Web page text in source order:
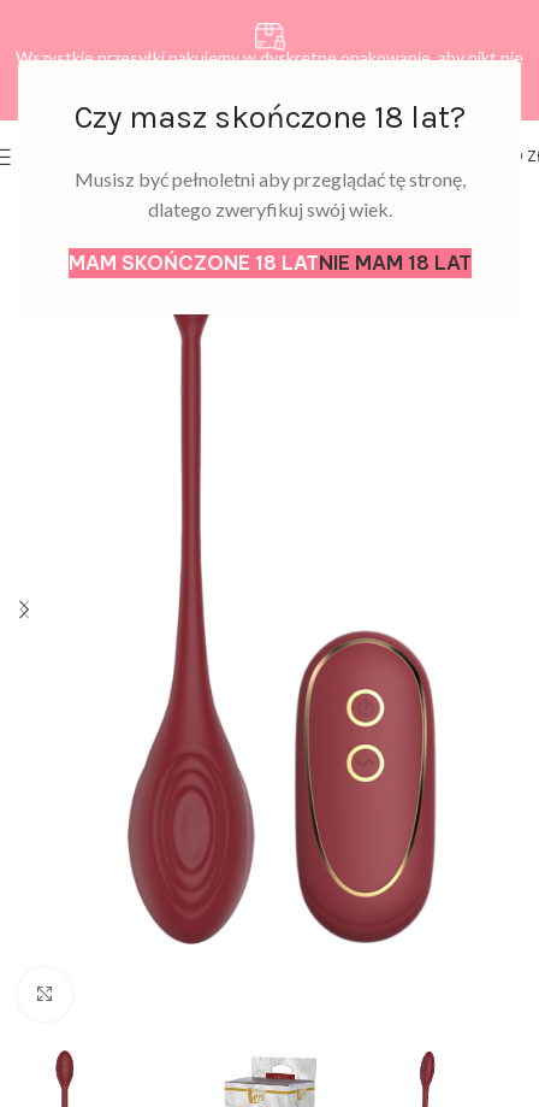
Czy masz skończone 18 lat?
Musisz być pełnoletni aby przeglądać tę stronę,
dlatego zweryfikuj swój wiek.
MAM SKOŃCZONE 18 LATNIE MAM 18 LAT
Wszystkie przesyłki pakujemy w dyskretne opakowanie, aby nikt nie
0,00